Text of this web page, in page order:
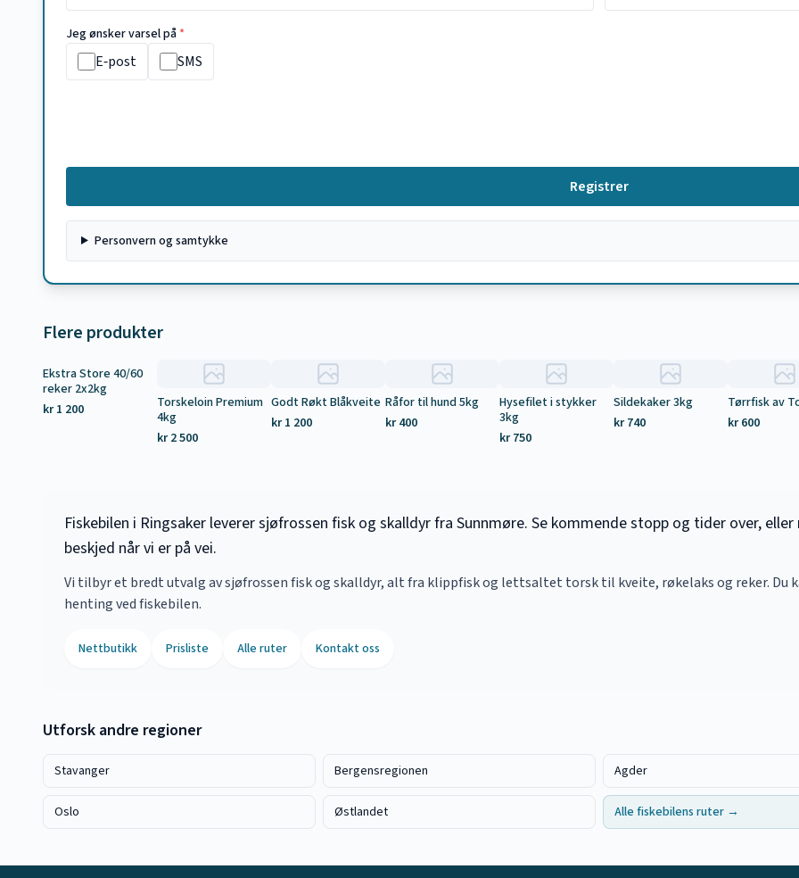
Jeg ønsker varsel på *
E‑post SMS
Registrer
Personvern og samtykke
Flere produkter
Tilbud
Ekstra Store 40/60
reker 2x2kg
kr 1 200
Torskeloin Premium
4kg
kr 2 500
Godt Røkt Blåkveite
kr 1 200
Råfor til hund 5kg
kr 400
Hysefilet i stykker
3kg
kr 750
Sildekaker 3kg
kr 740
Tørrfisk av
kr 600
Fiskebilen i Ringsaker leverer sjøfrossen fisk og skalldyr fra Sunnmøre. Se kommende stopp og tider over,
beskjed når vi er på vei.
Vi tilbyr et bredt utvalg av sjøfrossen fisk og skalldyr, alt fra klippfisk og lettsaltet torsk til kveite, røkelaks og reker. Du
henting ved fiskebilen.
Nettbutikk Prisliste Alle ruter Kontakt oss
Utforsk andre regioner
Stavanger Bergensregionen Agder
Oslo Østlandet Alle fiskebilens ruter →